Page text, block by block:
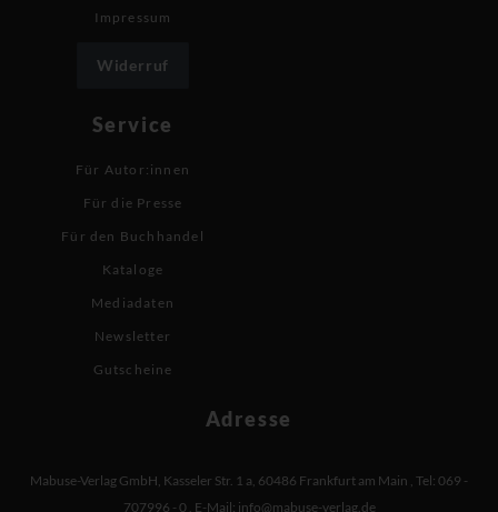
Impressum
Widerruf
Service
Für Autor:innen
Für die Presse
Für den Buchhandel
Kataloge
Mediadaten
Newsletter
Gutscheine
Adresse
Mabuse-Verlag GmbH, Kasseler Str. 1 a, 60486 Frankfurt am Main , Tel: 069 -
707996 - 0 , E-Mail: info@mabuse-verlag.de